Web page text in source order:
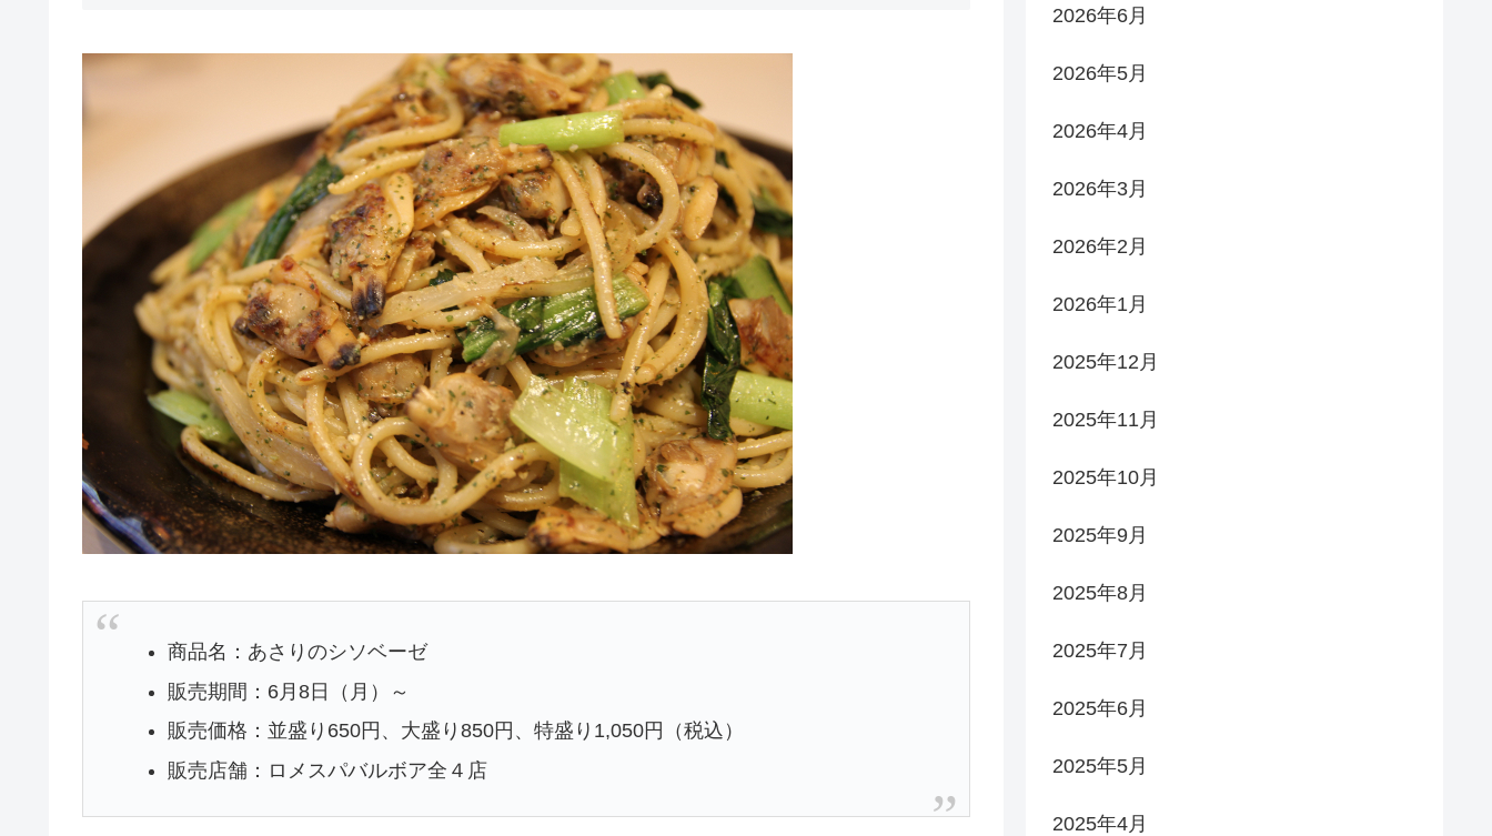
商品名：あさりのシソベーゼ
販売期間：6月8日（月）～
販売価格：並盛り650円、大盛り850円、特盛り1,050円（税込）
販売店舗：ロメスパバルボア全４店
2026年6月
2026年5月
2026年4月
2026年3月
2026年2月
2026年1月
2025年12月
2025年11月
2025年10月
2025年9月
2025年8月
2025年7月
2025年6月
2025年5月
2025年4月